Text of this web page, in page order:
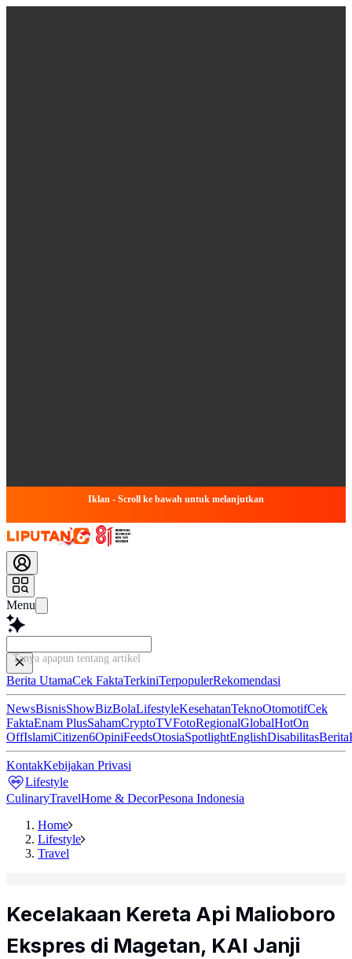
Iklan - Scroll ke bawah untuk melanjutkan
Menu
Tanya apapun tentang artikel ini...
Berita UtamaCek FaktaTerkiniTerpopulerRekomendasi
NewsBisnisShowBizBolaLifestyleKesehatanTeknoOtomotifCek
FaktaEnam PlusSahamCryptoTVFotoRegionalGlobalHotOn
OffIslamiCitizen6OpiniFeedsOtosiaSpotlightEnglishDisabilitasBerita
KontakKebijakan Privasi
Lifestyle
CulinaryTravelHome & DecorPesona Indonesia
Home
Lifestyle
Travel
Kecelakaan Kereta Api Malioboro
Ekspres di Magetan, KAI Janji